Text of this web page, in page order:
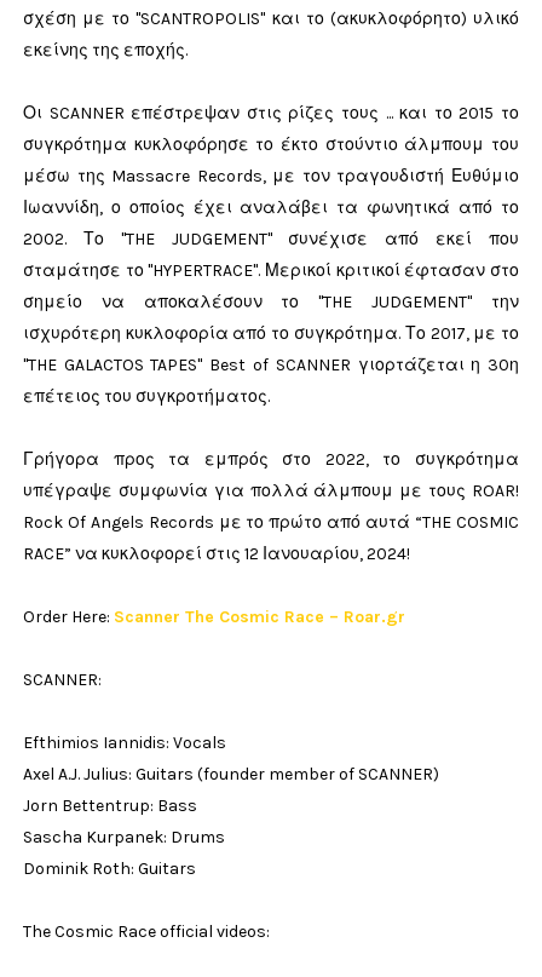
σχέση με το "SCANTROPOLIS" και το (ακυκλοφόρητο) υλικό
εκείνης της εποχής.
Οι SCANNER επέστρεψαν στις ρίζες τους ... και το 2015 το
συγκρότημα κυκλοφόρησε το έκτο στούντιο άλμπουμ του
μέσω της Massacre Records, με τον τραγουδιστή Ευθύμιο
Ιωαννίδη, ο οποίος έχει αναλάβει τα φωνητικά από το
2002. Το "THE JUDGEMENT" συνέχισε από εκεί που
σταμάτησε το "HYPERTRACE". Μερικοί κριτικοί έφτασαν στο
σημείο να αποκαλέσουν το "THE JUDGEMENT" την
ισχυρότερη κυκλοφορία από το συγκρότημα. Το 2017, με το
"THE GALACTOS TAPES" Best of SCANNER γιορτάζεται η 30η
επέτειος του συγκροτήματος.
Γρήγορα προς τα εμπρός στο 2022, το συγκρότημα
υπέγραψε συμφωνία για πολλά άλμπουμ με τους ROAR!
Rock Of Angels Records με το πρώτο από αυτά “THE COSMIC
RACE” να κυκλοφορεί στις 12 Ιανουαρίου, 2024!
Order Here: Scanner The Cosmic Race – Roar.gr
SCANNER:
Efthimios Iannidis: Vocals
Axel A.J. Julius: Guitars (founder member of SCANNER)
Jorn Bettentrup: Bass
Sascha Kurpanek: Drums
Dominik Roth: Guitars
The Cosmic Race official videos: